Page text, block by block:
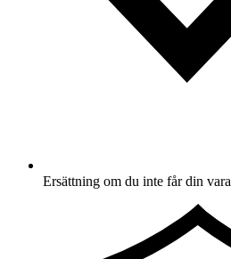
Ersättning om du inte får din vara